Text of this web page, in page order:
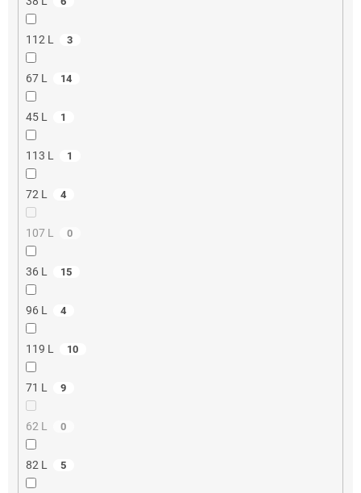
112 L 3
67 L 14
45 L 1
113 L 1
72 L 4
107 L 0
36 L 15
96 L 4
119 L 10
71 L 9
62 L 0
82 L 5